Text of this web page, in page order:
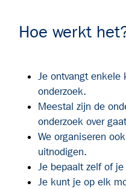
Hoe werkt
Je ontvangt enkele
onderzoek.
Meestal zijn de
onderzoek over
We organiseren
uitnodigen.
Je bepaalt zelf of
Je kunt je op elk